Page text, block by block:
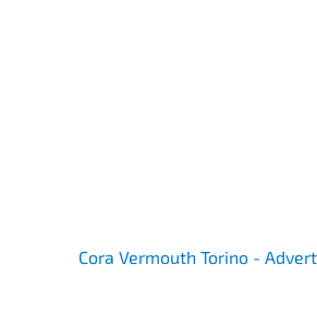
Cora Vermouth Torino -